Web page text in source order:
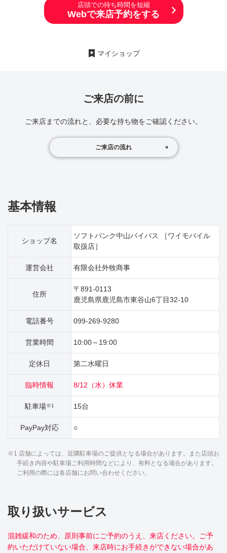
店頭での待ち時間を短縮
Webで来店予約をする
マイショップ
ご来店の前に
ご来店までの流れと、必要な持ち物をご確認ください。
ご来店の流れ
基本情報
ショップ名
ソフトバンク中山バイパス ［ワイモバイル
取扱店］
運営会社 有限会社外牧商事
住所
〒891-0113
鹿児島県鹿児島市東谷山6丁目32‐10
電話番号 099-269-9280
営業時間 10:00～19:00
定休日 第二水曜日
臨時情報 8/12（水）休業
駐車場※1 15台
PayPay対応 ○
※1 店舗によっては、近隣駐車場のご提供となる場合があります。また店頭お
手続き内容や駐車場ご利用時間などにより、有料となる場合があります。
ご利用の際には各店舗にお問い合わせください。
取り扱いサービス
混雑緩和のため、原則事前にご予約のうえ、来店ください。ご予
約いただけていない場合、来店時にお手続きができない場合があ